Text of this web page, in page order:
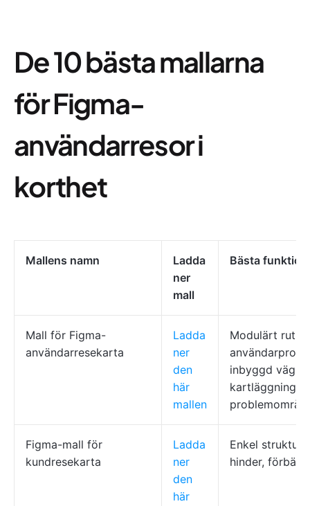
De 10 bästa mallarna
för Figma-
användarresor i
korthet
Mallens namn
Ladda
ner
mall
Bästa
Mall för Figma-
användarresekarta
Ladda
ner
den
här
mallen
Modulärt
inbyggd
kartläggning
Figma-mall för
kundresekarta
Ladda
ner
den
här
Enkel struktur,
hinder,